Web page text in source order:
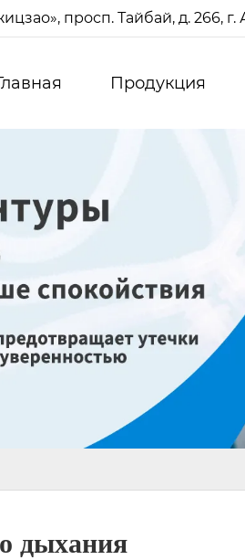
просп. Тайбай, д. 266, г.
Продукция
дыхания